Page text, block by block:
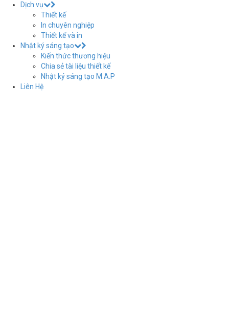
Dịch vụ
Thiết kế
In chuyên nghiệp
Thiết kế và in
Nhật ký sáng tạo
Kiến thức thương hiệu
Chia sẻ tài liệu thiết kế
Nhật ký sáng tạo M.A.P
Liên Hệ